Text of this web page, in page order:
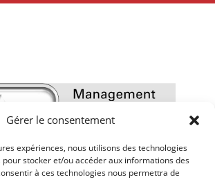
Gérer le consentement
expériences, nous utilisons des technologies
pour stocker et/ou accéder aux informations des
à ces technologies nous permettra de